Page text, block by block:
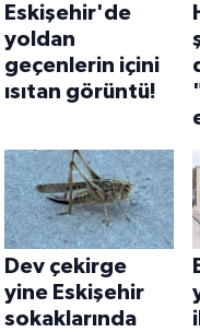
Eskişehir'de
yoldan
geçenlerin içini
ısıtan görüntü!
Dev çekirge
yine Eskişehir
sokaklarında